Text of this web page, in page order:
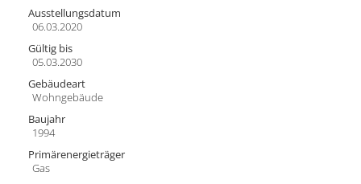
Ausstellungsdatum
06.03.2020
Gültig bis
05.03.2030
Gebäudeart
Wohngebäude
Baujahr
1994
Primärenergieträger
Gas